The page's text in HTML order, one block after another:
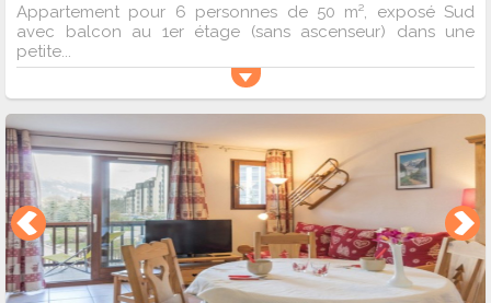
Appartement pour 6 personnes de 50 m², exposé Sud
avec balcon au 1er étage (sans ascenseur) dans une
petite...